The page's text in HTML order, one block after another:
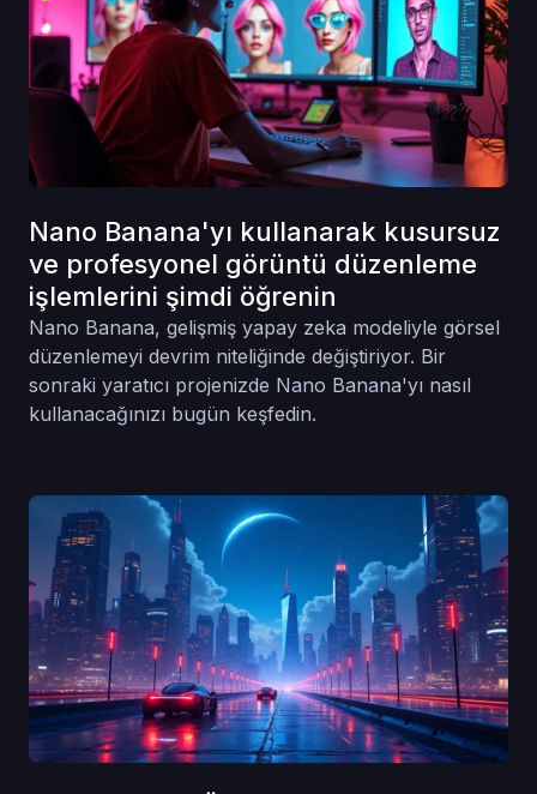
Nano Banana'yı kullanarak kusursuz
ve profesyonel görüntü düzenleme
işlemlerini şimdi öğrenin
Nano Banana, gelişmiş yapay zeka modeliyle görsel
düzenlemeyi devrim niteliğinde değiştiriyor. Bir
sonraki yaratıcı projenizde Nano Banana'yı nasıl
kullanacağınızı bugün keşfedin.